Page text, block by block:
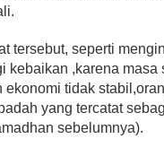
tersebut, seperti
kebaikan ,karena masa
ekonomi tidak
yang tercatat
sebelumnya).